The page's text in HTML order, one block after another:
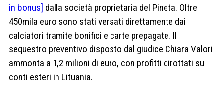
in bonus] dalla società proprietaria del Pineta. Oltre
450mila euro sono stati versati direttamente dai
calciatori tramite bonifici e carte prepagate. Il
sequestro preventivo disposto dal giudice Chiara Valori
ammonta a 1,2 milioni di euro, con profitti dirottati su
conti esteri in Lituania.